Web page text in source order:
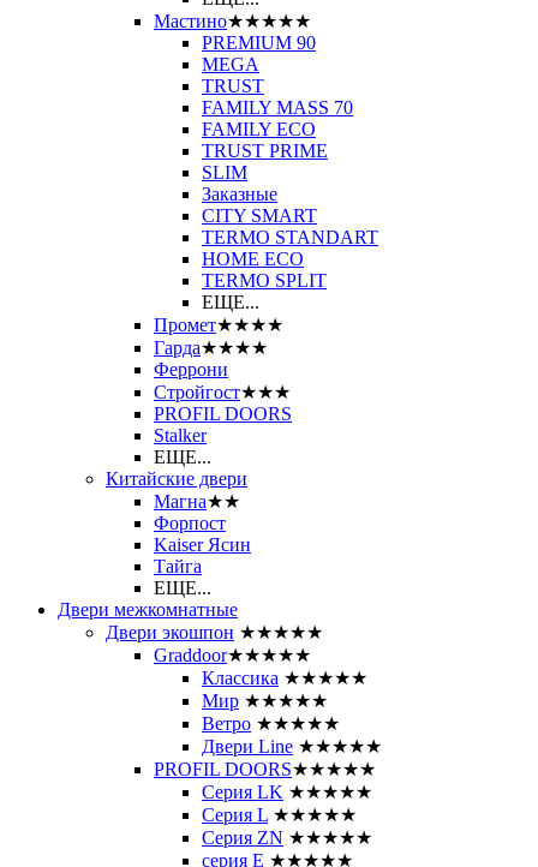
Мастино★★★★★
PREMIUM 90
MEGA
TRUST
FAMILY MASS 70
FAMILY ECO
TRUST PRIME
SLIM
Заказные
CITY SMART
TERMO STANDART
HOME ECO
ТЕRМО SPLIT
ЕЩЕ...
Промет★★★★
Гарда★★★★
Феррони
Стройгост★★★
PROFIL DOORS
Stalker
ЕЩЕ...
Китайские двери
Магна★★
Форпост
Kaiser Ясин
Тайга
ЕЩЕ...
Двери межкомнатные
Двери экошпон ★★★★★
Graddoor★★★★★
Классика ★★★★★
Мир ★★★★★
Ветро ★★★★★
Двери Line ★★★★★
PROFIL DOORS★★★★★
Серия LK ★★★★★
Серия L ★★★★★
Серия ZN ★★★★★
серия E ★★★★★